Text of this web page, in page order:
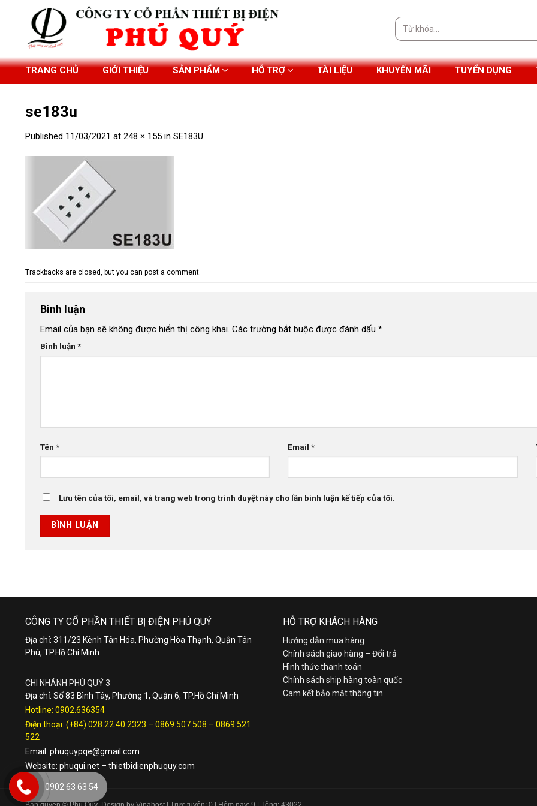
Tìm
kiếm:
TRANG CHỦ GIỚI THIỆU SẢN PHẨM HỖ TRỢ TÀI LIỆU KHUYẾN MÃI TUYỂN DỤNG
se183u
Published 11/03/2021 at 248 × 155 in SE183U
Trackbacks are closed, but you can post a comment
Bình luận
Email của bạn sẽ không được hiển thị công khai. Các trường bắt buộc được đánh dấu *
Bình luận *
Tên * Email*
Lưu tên của tôi, email, và trang web trong trình duyệt này cho lần bình luận kế tiếp của tôi.
CÔNG TY CỔ PHẦN THIẾT BỊ ĐIỆN PHÚ QUÝ
Địa chỉ: 311/23 Kênh Tân Hóa, Phường Hòa Thạnh, Quận Tân
Phú, TP.Hồ Chí Minh
CHI NHÁNH PHÚ QUÝ 3
Địa chỉ: Số 83 Bình Tây, Phường 1, Quận 6, TP.Hồ Chí Minh
Hotline: 0902.636354
Điện thoại: (+84) 028.22.40.2323 – 0869 507 508 – 0869 521
522
Email: phuquypqe@gmail.com
Website: phuqui.net – thietbidienphuquy.com
HỖ TRỢ KHÁCH HÀNG
Hướng dẫn mua hàng
Chính sách giao hàng – Đổi trả
Hình thức thanh toán
Chính sách ship hàng toàn quốc
Cam kết bảo mật thông tin
0902 63 63 54